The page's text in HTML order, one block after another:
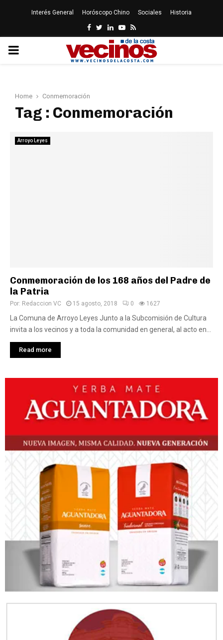
Interés General Horóscopo Chino Sociales Historia
Facebook
Twitter
LinkedinYoutube
Rss
PRIMARY
Home Conmemoración
Tag : Conmemoración
Arroyo Leyes
Conmemoración de los 168 años del Padre de
la Patria
Por: Redaccion VC 15 agosto, 2018 0 1627
La Comuna de Arroyo Leyes Junto a la Subcomisión de Cultura
invita a los vecinos y a toda la comunidad en general, al acto en...
Read more